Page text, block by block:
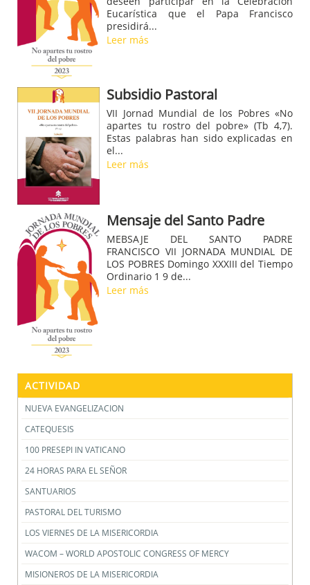
Eucarística que el Papa Francisco
presidirá...
Leer más
Subsidio Pastoral
VII Jornad Mundial de los Pobres «No
apartes tu rostro del pobre» (Tb 4,7).
Estas palabras han sido explicadas en
el...
Leer más
Mensaje del Santo Padre
MEBSAJE DEL SANTO PADRE
FRANCISCO VII JORNADA MUNDIAL DE
LOS POBRES Domingo XXXIII del Tiempo
Ordinario 1 9 de...
Leer más
ACTIVIDAD
NUEVA EVANGELIZACION
CATEQUESIS
100 PRESEPI IN VATICANO
24 HORAS PARA EL SEÑOR
SANTUARIOS
PASTORAL DEL TURISMO
LOS VIERNES DE LA MISERICORDIA
WACOM – WORLD APOSTOLIC CONGRESS OF MERCY
MISIONEROS DE LA MISERICORDIA